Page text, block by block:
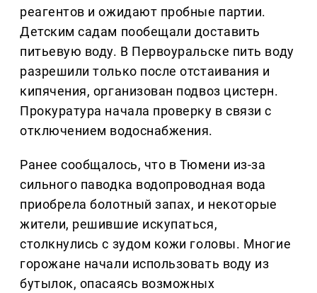
реагентов и ожидают пробные партии.
Детским садам пообещали доставить
питьевую воду. В Первоуральске пить воду
разрешили только после отстаивания и
кипячения, организован подвоз цистерн.
Прокуратура начала проверку в связи с
отключением водоснабжения.
Ранее сообщалось, что в Тюмени из-за
сильного паводка водопроводная вода
приобрела болотный запах, и некоторые
жители, решившие искупаться,
столкнулись с зудом кожи головы. Многие
горожане начали использовать воду из
бутылок, опасаясь возможных